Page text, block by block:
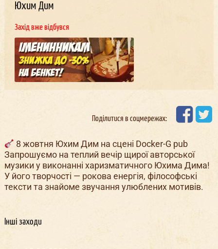
Юхим Дим
Захід вже відбувся
Поділитися в соцмережах:
8 жовтня Юхим Дим на сцені Docker-G pub
Запрошуємо на теплий вечір щирої авторської
музики у виконанні харизматичного Юхима Дима!
У його творчості — рокова енергія, філософські
тексти та знайоме звучання улюблених мотивів.
Інші заходи